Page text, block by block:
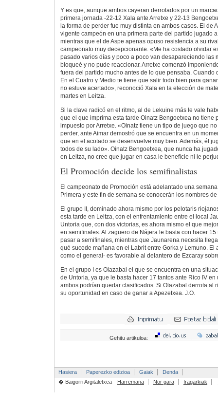
Y es que, aunque ambos cayeran derrotados por un
primera jornada -22-12 Xala ante Arretxe y 22-13
la forma de perder fue muy distinta en ambos casos. El de
vigente campeón en una primera parte del partido jugado
mientras que el de Aspe apenas opuso resistencia a su
campeonato muy decepcionante. «Me ha costado olvidar
pasado varios días y poco a poco van desapareciendo las
bloqueé y no pude reaccionar. Arretxe comenzó
fuera del partido mucho antes de lo que pensaba. Cuando
En el Cuatro y Medio te tiene que salir todo bien para
no estuve acertado», reconoció Xala en la elección de
martes en Leitza.
Si la clave radicó en el ritmo, al de Lekuine más le vale
que el que imprima esta tarde Oinatz Bengoetxea no tiene
impuesto por Arretxe. «Oinatz tiene un tipo de juego que
perder, ante Aimar demostró que se encuentra en un
que en el acotado se desenvuelve muy bien. Además, él
todos de su lado». Oinatz Bengoetxea, que nunca ha
en Leitza, no cree que jugar en casa le beneficie ni le
El Promoción decide los semifinalistas
El campeonato de Promoción está adelantado una
Primera y este fin de semana se conocerán los nombres
El grupo II, dominado ahora mismo por los pelotaris
esta tarde en Leitza, con el enfrentamiento entre el local
Untoria que, con dos victorias, es ahora mismo el que
en semifinales. Al zaguero de Nájera le basta con hacer 15
pasar a semifinales, mientras que Jaunarena necesita
qué sucede mañana en el Labrit entre Gorka y Lemuno. El
como el general- es favorable al delantero de Ezcaray
En el grupo I es Olazabal el que se encuentra en una
de Untoria, ya que le basta hacer 17 tantos ante Rico IV
ambos podrían quedar clasificados. Si Olazabal derrota al
su oportunidad en caso de ganar a Apezetxea. J.O.
Gehitu artikuloa:
Hasiera Paperezko edizioa Gaiak
Denda
� Baigorri Argitaletxea
Harremana Nor gara Iragarkiak